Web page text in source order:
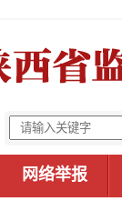
网络举报